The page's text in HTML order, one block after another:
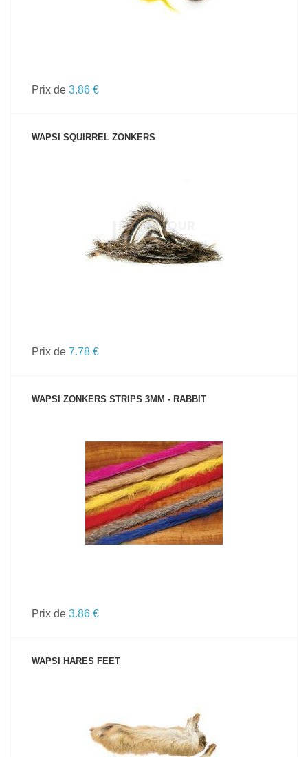
Prix de 3.86 €
WAPSI SQUIRREL ZONKERS
VOIR LE PRODUIT
Prix de 7.78 €
WAPSI ZONKERS STRIPS 3MM - RABBIT
VOIR LE PRODUIT
Prix de 3.86 €
WAPSI HARES FEET
VOIR LE PRODUIT